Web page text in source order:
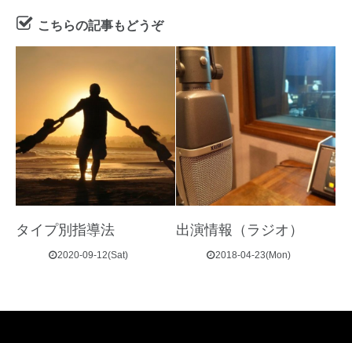
こちらの記事もどうぞ
タイプ別指導法
2020-09-12(Sat)
出演情報（ラジオ）
2018-04-23(Mon)